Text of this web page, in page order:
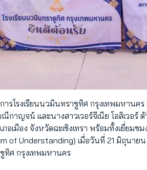
รโรงเรียนนวมินทราชูทิศ กรุงเทพมหาน
ณีกาญจน์ และนางสาวเวอร์จีเนีย โอลิเวอ
ภอเมือง จังหวัดฉะเชิงเทรา พร้อมทั้งเยี่ย
of Understanding) เมื่อวันที่ 21 มิถุนา
ทิศ กรุงเทพมหานคร